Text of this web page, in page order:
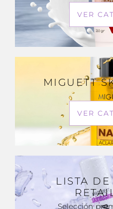
VER
MIGUETT
VER
LISTA DE
Selección